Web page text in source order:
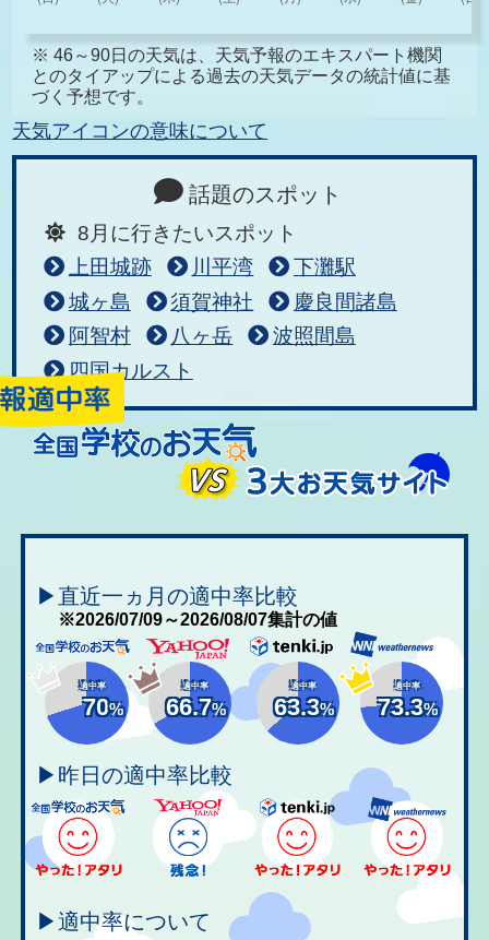
※ 46～90日の天気は、天気予報のエキスパート機関
とのタイアップによる過去の天気データの統計値に基
づく予想です。
天気アイコンの意味について
話題のスポット
8月に行きたいスポット
上田城跡
川平湾
下灘駅
城ヶ島
須賀神社
慶良間諸島
阿智村
八ヶ岳
波照間島
四国カルスト
▶直近一ヵ月の適中率比較
※2026/07/09～2026/08/07集計の値
適中率
70%
適中率
66.7%
適中率
63.3%
適中率
73.3%
▶昨日の適中率比較
▶適中率について